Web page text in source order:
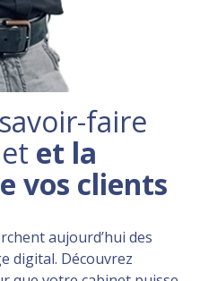
faire
et la
vos clients
aujourd’hui des
digital. Découvrez